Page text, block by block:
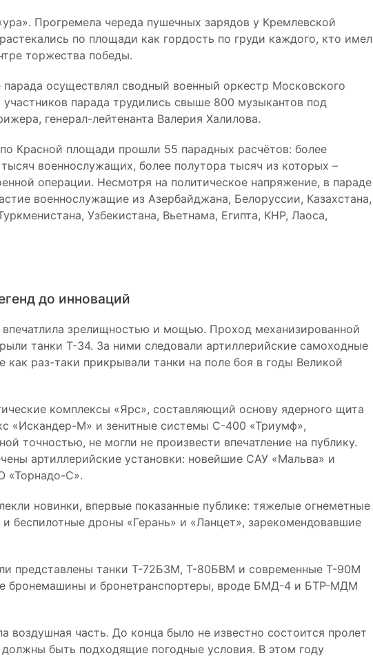
Прогремела череда пушечных зарядов у Кремлевской
по площади как гордость по груди каждого, кто имел
торжества победы.
парада осуществлял сводный военный оркестр Московского
участников парада трудились свыше 800 музыкантов под
генерал-лейтенанта Валерия Халилова.
Красной площади прошли 55 парадных расчётов: более
военнослужащих, более полутора тысяч из которых –
операции. Несмотря на политическое напряжение, в параде
военнослужащие из Азербайджана, Белоруссии, Казахстана,
Узбекистана, Вьетнама, Египта, КНР, Лаоса,
до инноваций
впечатлила зрелищностью и мощью. Проход механизированной
танки Т-34. За ними следовали артиллерийские самоходные
как раз-таки прикрывали танки на поле боя в годы Великой
комплексы «Ярс», составляющий основу ядерного щита
«Искандер-М» и зенитные системы С-400 «Триумф»,
точностью, не могли не произвести впечатление на публику.
артиллерийские установки: новейшие САУ «Мальва» и
«Торнадо-С».
новинки, впервые показанные публике: тяжелые огнеметные
беспилотные дроны «Герань» и «Ланцет», зарекомендовавшие
представлены танки Т-72Б3М, Т-80БВМ и современные Т-90М
бронемашины и бронетранспортеры, вроде БМД-4 и БТР-МДМ
воздушная часть. До конца было не известно состоится пролет
должны быть подходящие погодные условия. В этом году